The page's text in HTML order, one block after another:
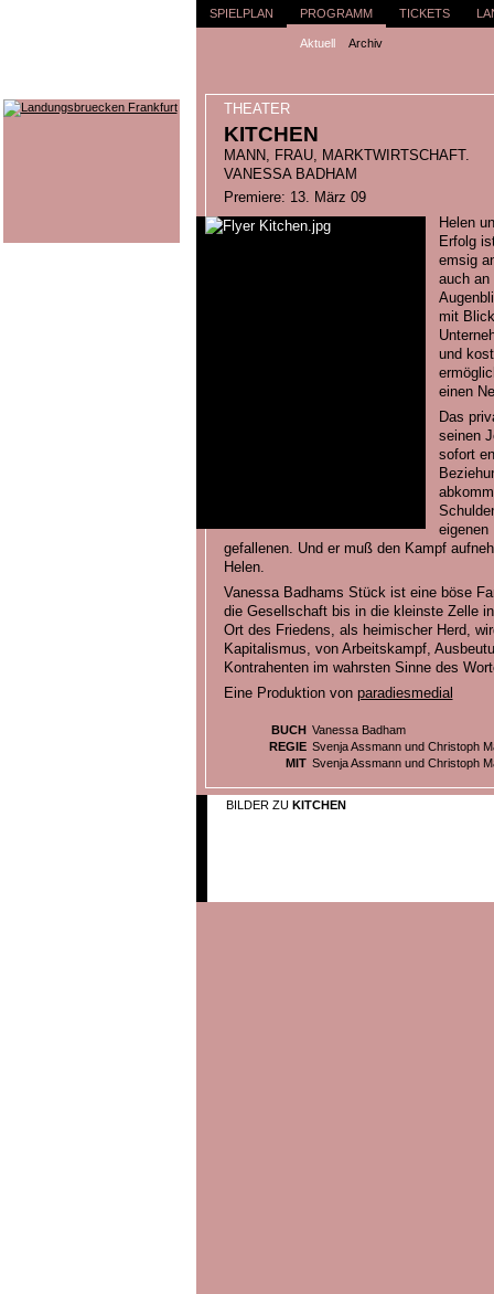
SPIELPLAN PROGRAMM
Aktuell Archiv
TICKETS
THEATER
KITCHEN
MANN, FRAU, MARKTWIRTSCHAFT.
VANESSA BADHAM
Premiere: 13. März 09
Helen
Erfolg
emsig
auch an
mit
und
einen
Das
seinen
sofort
eigenen
gefallenen. Und er muß den Kampf
Helen.
Vanessa Badhams Stück ist eine böse
die Gesellschaft bis in die kleinste Zelle
Ort des Friedens, als heimischer Herd,
Kapitalismus, von Arbeitskampf,
Kontrahenten im wahrsten Sinne des
Eine Produktion von paradiesmedial
BUCH Vanessa Badham
REGIE Svenja Assmann und Christoph
MIT Svenja Assmann und Christoph
BILDER ZU KITCHEN